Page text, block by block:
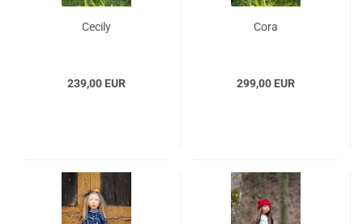
Cecily
239,00 EUR
Cora
299,00 EUR